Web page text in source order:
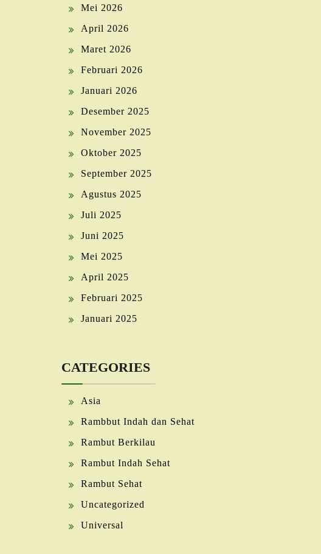
Mei 2026
April 2026
Maret 2026
Februari 2026
Januari 2026
Desember 2025
November 2025
Oktober 2025
September 2025
Agustus 2025
Juli 2025
Juni 2025
Mei 2025
April 2025
Februari 2025
Januari 2025
CATEGORIES
Asia
Rambbut Indah dan Sehat
Rambut Berkilau
Rambut Indah Sehat
Rambut Sehat
Uncategorized
Universal